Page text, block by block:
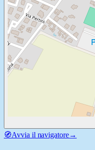
🧭Avvia il navigatore→